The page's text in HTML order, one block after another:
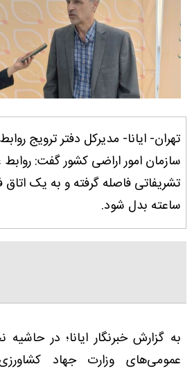
تهران- ایانا- مدیرکل دفتر ترویج
سازمان امور اراضی کشور گفت:
ساعته بدل شود.
به گزارش خبرنگار ایانا؛ در